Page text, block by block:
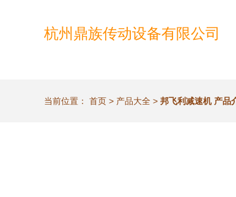
杭州鼎族传动设备有限公司
当前位置： 首页 > 产品大全 > 邦飞利减速机 产品